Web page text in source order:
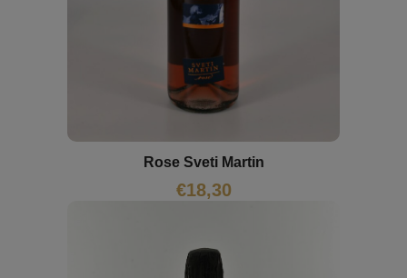
Rose Sveti Martin
€18,30